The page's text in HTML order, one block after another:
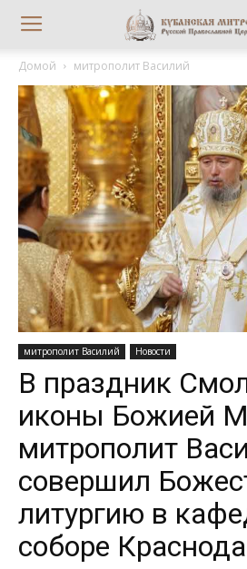
Домой митрополит Василий
митрополит Василий Новости
В праздник
иконы Божией
митрополит
совершил
литургию в
соборе